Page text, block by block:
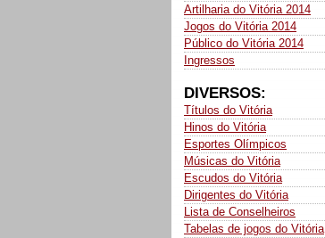
Artilharia do Vitória 2014
Jogos do Vitória 2014
Público do Vitória 2014
Ingressos
DIVERSOS:
Títulos do Vitória
Hinos do Vitória
Esportes Olímpicos
Músicas do Vitória
Escudos do Vitória
Dirigentes do Vitória
Lista de Conselheiros
Tabelas de jogos do Vitória